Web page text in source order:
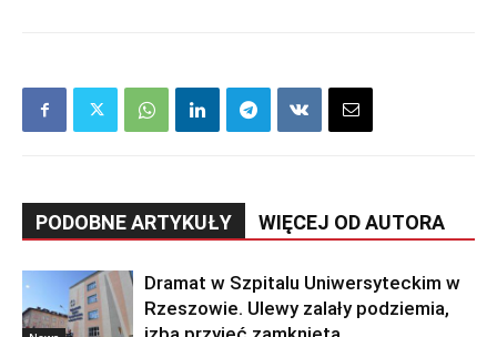
PODOBNE ARTYKUŁY WIĘCEJ OD AUTORA
Dramat w Szpitalu Uniwersyteckim w
Rzeszowie. Ulewy zalały podziemia,